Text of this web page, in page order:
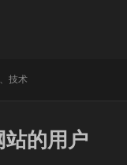
、技术
的用户